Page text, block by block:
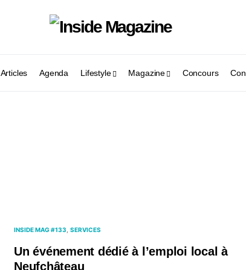
Articles Agenda Lifestyle Magazine Concours
INSIDE MAG #133 SERVICES
Un événement dédié à l’emploi local à
Neufchâteau